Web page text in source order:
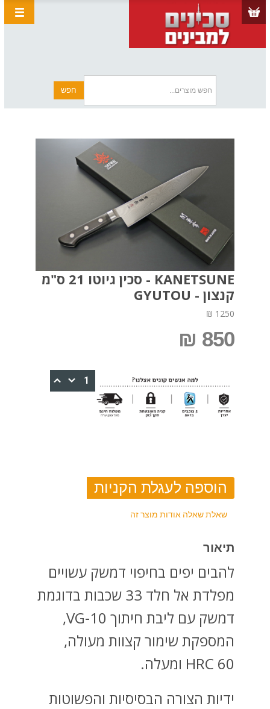
KANETSUNE - סכין גיוטו 21 ס"מ
קנצון - GYUTOU
1250 ₪
850 ₪
שאלת שאלה אודות מוצר זה
תיאור
להבים יפים בחיפוי דמשק עשויים
מפלדת אל חלד 33 שכבות בדוגמת
דמשק עם ליבת חיתוך VG-10,
המספקת שימור קצוות מעולה,
HRC 60 ומעלה.
ידיות הצורה הבסיסיות והפשוטות